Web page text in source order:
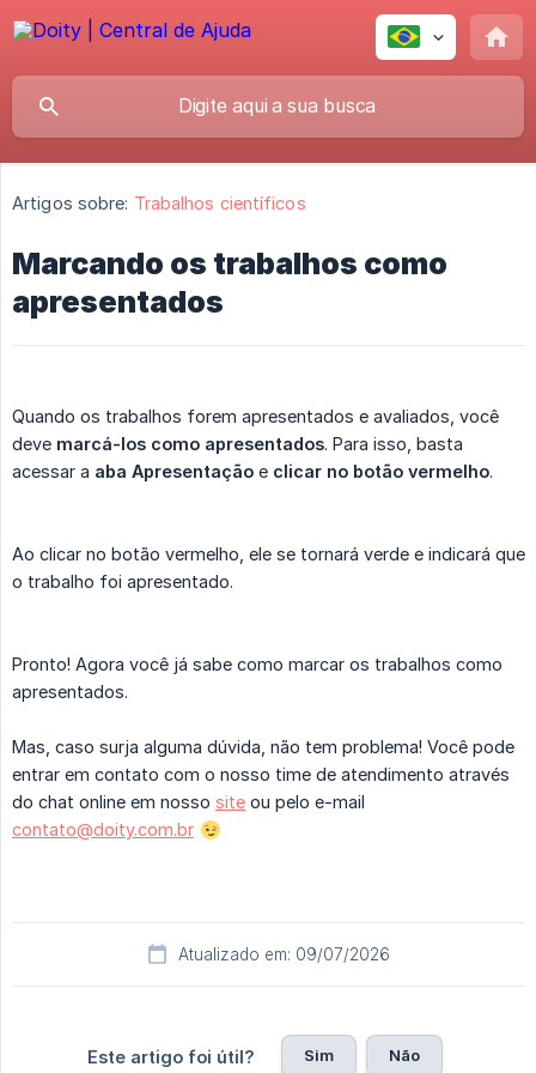
Artigos sobre: Trabalhos científicos
Marcando os trabalhos como
apresentados
Quando os trabalhos forem apresentados e avaliados, você
deve marcá-los como apresentados. Para isso, basta
acessar a aba Apresentação e clicar no botão vermelho.
Ao clicar no botão vermelho, ele se tornará verde e indicará que
o trabalho foi apresentado.
Pronto! Agora você já sabe como marcar os trabalhos como
apresentados.
Mas, caso surja alguma dúvida, não tem problema! Você pode
entrar em contato com o nosso time de atendimento através
do chat online em nosso site ou pelo e-mail
contato@doity.com.br
Atualizado em: 09/07/2026
Este artigo foi útil? Sim Não